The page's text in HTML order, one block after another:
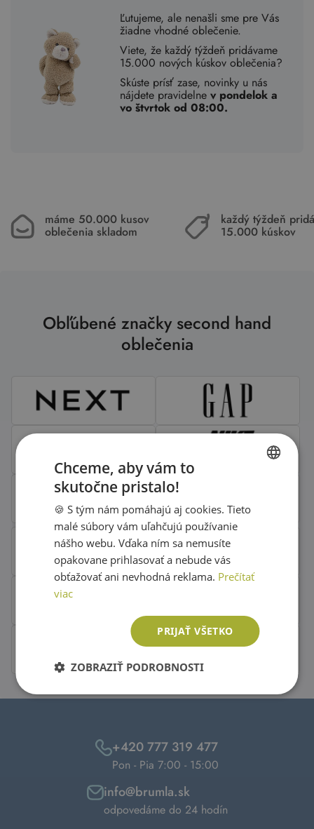
Ľutujeme, ale nenašli sme pre Vás
žiadne vhodné oblečenie.
Viete, že každý týždeň pridávame
15.000 nových kúskov oblečenia?
Skúste prísť zase, novinky u nás
nájdete pravidelnev pondelok a
vo štvrtok od 08:00.
máme 50.000 kusov
oblečenia skladom
každý týždeň
15.000 kúskov
Obľúbené značky second hand
oblečenia
+420 777 319 477
Pon - Pia 7:00 - 15:00
info@brumla.sk
odpovedáme do 24 hodín
ENGLISH
Chceme, aby vám to
skutočne pristalo!
🍪 S tým nám pomáhajú aj cookies. Tieto
malé súbory vám uľahčujú používanie
nášho webu. Vďaka ním sa nemusíte
opakovane prihlasovať a nebude vás
obťažovať ani nevhodná reklama. Prečítať
viac
PRIJAŤ VŠETKO
ZOBRAZIŤ PODROBNOSTI